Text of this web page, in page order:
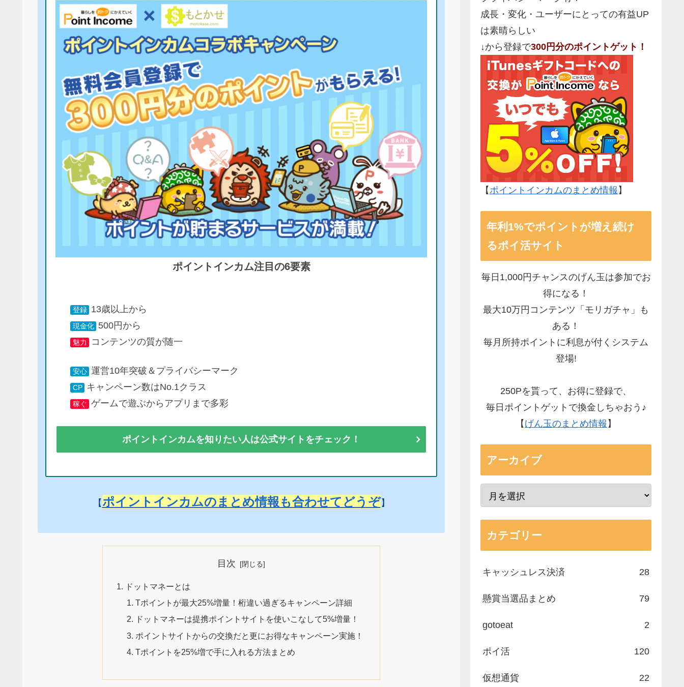
ポイントインカム注目の6要素
登録 13歳以上から
現金化 500円から
魅力 コンテンツの質が随一
安心 運営10年突破＆プライバシーマーク
CP キャンペーン数はNo.1クラス
稼ぐ ゲームで遊ぶからアプリまで多彩
ポイントインカムを知りたい人は公式サイトをチェック！
【ポイントインカムのまとめ情報も合わせてどうぞ】
目次
ドットマネーとは
Tポイントが最大25%増量！桁違い過ぎるキャンペーン詳細
ドットマネーは提携ポイントサイトを使いこなして5%増量！
ポイントサイトからの交換だと更にお得なキャンペーン実施！
Tポイントを25%増で手に入れる方法まとめ
成長・変化・ユーザーにとっての有益UP
は素晴らしい
↓から登録で300円分のポイントゲット！
【 ポイントインカムのまとめ情報 】
年利1%でポイントが増え続け
るポイ活サイト
毎日1,000円チャンスのげん玉は参加でお
得になる！
最大10万円コンテンツ「モリガチャ」も
ある！
毎月所持ポイントに利息が付くシステム
登場!
250Pを貰って、お得に登録で、
毎日ポイントゲットで換金しちゃおう♪
【 げん玉のまとめ情報 】
アーカイブ
カテゴリー
キャッシュレス決済 28
懸賞当選品まとめ 79
gotoeat 2
ポイ活 120
仮想通貨 22